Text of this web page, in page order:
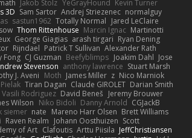
Jakob Stolz YeGrayHound Kevin Turner
3D Sam Sartor Andrej Striezenec normalguy
sastun1962 Totally Normal Jared LeClaire
Thom Rittenhouse Marcin Ignac Martinotti
George Giagias arash tirgari Ryan Dening
Rijndael Patrick T Sullivan Alexander Rath
Fong CJ Guzman Beefyblimps Joakim Dahl Jose
Stevenson anthony lawrence Stuart Marsh
J. Aveni Moth James Miller z Nico Marniok
Tiran Dagan Claude GIROLET Darian Smith
Vasili Rodriguez David Beneš Jeremy Brouwer
Wilson Niko Bidoli Danny Arnold CGJackB
siemer nate Mareno Harr Olsen Brett Williams
Raven Realm Johann Oosthuizen Scott
of Art Clafoutis Arttu Piisila JeffChristiansen